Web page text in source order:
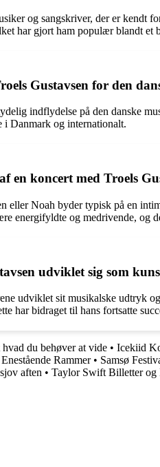
og sangskriver, der er kendt
har gjort ham populær blandt et
Gustavsen for den
indflydelse på den danske
i Danmark og internationalt.
en koncert med Troels
eller Noah byder typisk på en
energifyldte og medrivende, og
udviklet sig som
udviklet sit musikalske udtryk
har bidraget til hans fortsatte
du behøver at vide • Icekiid
Rammer• Samsø
aften • Taylor Swift Billetter og